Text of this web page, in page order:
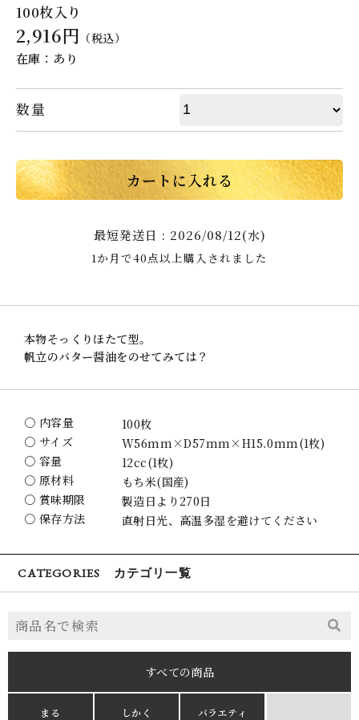
100枚入り
2,916円 （税込）
在庫：あり
数量
カートに入れる
最短発送日 : 2026/08/12(水)
1か月で40点以上購入されました
本物そっくりほたて型。
帆立のバター醤油をのせてみては？
〇 内容量
100枚
〇 サイズ
W56mm×D57mm×H15.0mm(1枚)
〇 容量
12cc(1枚)
〇 原材料
もち米(国産)
〇 賞味期限
製造日より270日
〇 保存方法
直射日光、高温多湿を避けてください
CATEGORIES カテゴリ一覧
すべての商品
まる しかく バラエティ